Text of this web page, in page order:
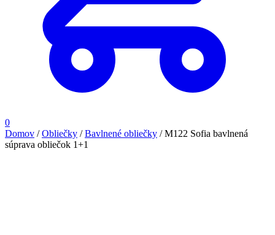
0
Domov /Obliečky /Bavlnené obliečky /M122 Sofia bavlnená
súprava obliečok 1+1